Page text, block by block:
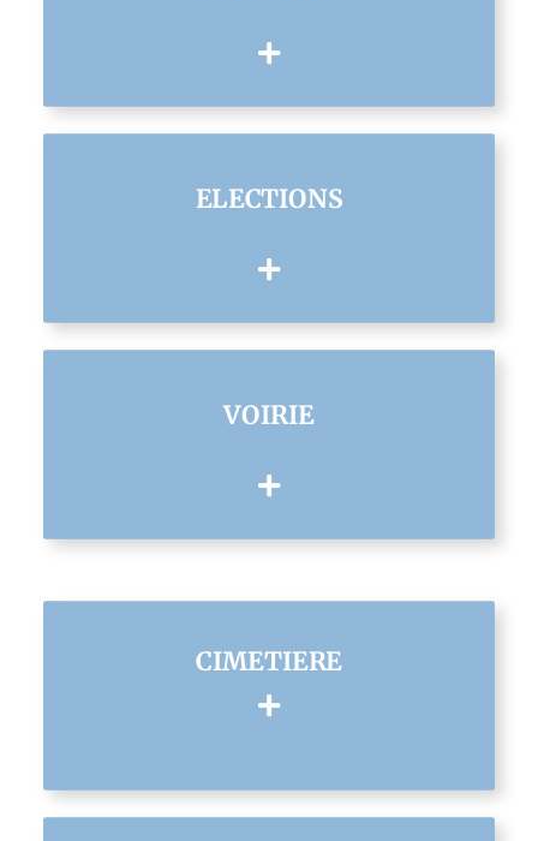
ELECTIONS
VOIRIE
CIMETIERE